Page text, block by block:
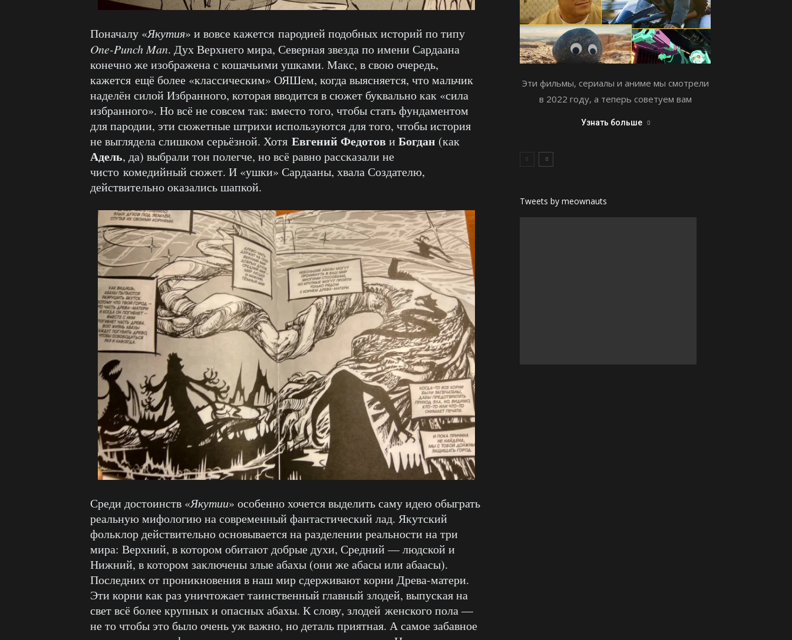
Поначалу «Якутия» и вовсе кажется пародией подобных историй по типу
One-Punch Man. Дух Верхнего мира, Северная звезда по имени Сардаана
конечно же изображена с кошачьими ушками. Макс, в свою очередь,
кажется ещё более «классическим» ОЯШем, когда выясняется, что мальчик
наделён силой Избранного, которая вводится в сюжет буквально как «сила
избранного». Но всё не совсем так: вместо того, чтобы стать фундаментом
для пародии, эти сюжетные штрихи используются для того, чтобы история
не выглядела слишком серьёзной. Хотя Евгений Федотови Богдан (как
Адель, да) выбрали тон полегче, но всё равно рассказали не
чисто комедийный сюжет. И «ушки» Сардааны, хвала Создателю,
действительно оказались шапкой.
Среди достоинств «Якутии» особенно хочется выделить саму идею обыграть
реальную мифологию на современный фантастический лад. Якутский
фольклор действительно основывается на разделении реальности на три
мира: Верхний, в котором обитают добрые духи, Средний — людской и
Нижний, в котором заключены злые абахы (они же абасы или абаасы).
Последних от проникновения в наш мир сдерживают корни Древа-матери.
Эти корни как раз уничтожает таинственный главный злодей, выпуская на
свет всё более крупных и опасных абахы. К слову, злодей женского пола —
не то чтобы это было очень уж важно, но деталь приятная. А самое забавное
Эти фильмы, сериалы и аниме мы смотрели
в 2022 году, а теперь советуем вам
Узнать больше
Tweets by meownauts